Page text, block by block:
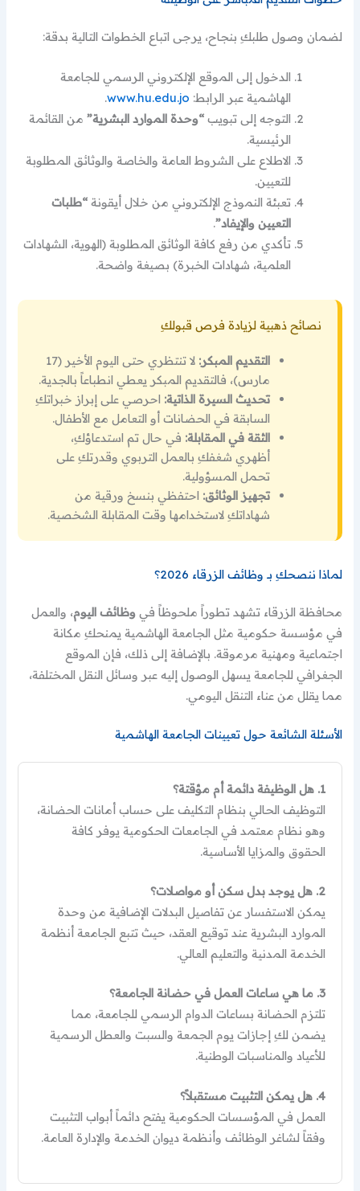
لضمان وصول طلبكِ بنجاح، يرجى اتباع الخطوات التالية بدقة:
الدخول إلى الموقع الإلكتروني الرسمي للجامعة
الهاشمية عبر الرابط: www.hu.edu.jo
.
التوجه إلى تبويب“وحدة الموارد البشرية” من القائمة
الرئيسية.
الاطلاع على الشروط العامة والخاصة والوثائق المطلوبة
للتعيين.
تعبئة النموذج الإلكتروني من خلال أيقونة“طلبات
التعيين والإيفاد”.
تأكدي من رفع كافة الوثائق المطلوبة (الهوية، الشهادات
العلمية، شهادات الخبرة) بصيغة واضحة.
نصائح ذهبية لزيادة فرص قبولكِ
التقديم المبكر:
لا تنتظري حتى اليوم الأخير (17
مارس)، فالتقديم المبكر يعطي انطباعاً بالجدية.
تحديث السيرة الذاتية: احرصي على إبراز خبراتكِ
السابقة في الحضانات أو التعامل مع الأطفال.
الثقة في المقابلة: في حال تم استدعاؤكِ،
أظهري شغفكِ بالعمل التربوي وقدرتكِ على
تحمل المسؤولية.
تجهيز الوثائق: احتفظي بنسخ ورقية من
شهاداتكِ لاستخدامها وقت المقابلة الشخصية.
لماذا ننصحكِ بـ وظائف الزرقاء 2026؟
محافظة الزرقاء تشهد تطوراً ملحوظاً فيوظائف اليوم، والعمل
في مؤسسة حكومية مثل الجامعة الهاشمية يمنحكِ مكانة
اجتماعية ومهنية مرموقة. بالإضافة إلى ذلك، فإن الموقع
الجغرافي للجامعة يسهل الوصول إليه عبر وسائل النقل المختلفة،
مما يقلل من عناء التنقل اليومي.
الأسئلة الشائعة حول تعيينات الجامعة الهاشمية
1. هل الوظيفة دائمة أم مؤقتة؟
التوظيف الحالي بنظام التكليف على حساب أمانات الحضانة،
وهو نظام معتمد في الجامعات الحكومية يوفر كافة
الحقوق والمزايا الأساسية.
2. هل يوجد بدل سكن أو مواصلات؟
يمكن الاستفسار عن تفاصيل البدلات الإضافية من وحدة
الموارد البشرية عند توقيع العقد، حيث تتبع الجامعة أنظمة
الخدمة المدنية والتعليم العالي.
3. ما هي ساعات العمل في حضانة الجامعة؟
تلتزم الحضانة بساعات الدوام الرسمي للجامعة، مما
يضمن لكِ إجازات يوم الجمعة والسبت والعطل الرسمية
للأعياد والمناسبات الوطنية.
4. هل يمكن التثبيت مستقبلاً؟
العمل في المؤسسات الحكومية يفتح دائماً أبواب التثبيت
وفقاً لشاغر الوظائف وأنظمة ديوان الخدمة والإدارة العامة.